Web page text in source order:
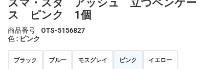
スマ・スタ アッシュ 立つペンケー
ス ピンク 1個
商品番号
OTS-5156827
色 : ピンク
ブラック ブルー モスグレイ ピンク イエロー